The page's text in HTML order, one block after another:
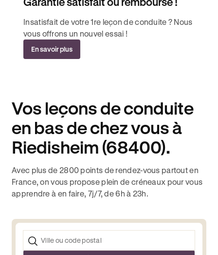
Insatisfait de votre 1re leçon de conduite ? Nous
vous offrons un nouvel essai !
En savoir plus
Vos leçons de conduite
en bas de chez vous à
Riedisheim (68400).
Avec plus de 2800 points de rendez-vous partout en
France, on vous propose plein de créneaux pour vous
apprendre à en faire, 7j/7, de 6h à 23h.